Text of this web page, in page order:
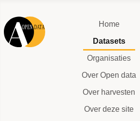
Home
Datasets
Organisaties
Over Open data
Over harvesten
Over deze site